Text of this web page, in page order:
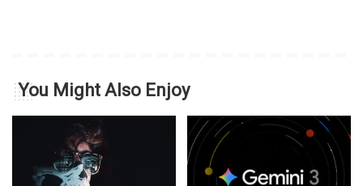
You Might Also Enjoy